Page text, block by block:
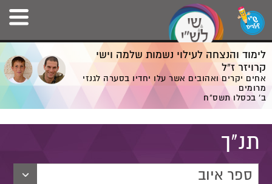
לימוד והנצחה לעילוי נשמות שלמה וישי
קרויזר ז”ל
אחים יקרים ואהובים אשר עלו יחדיו בסערה לגנזי
מרומים
ב' בכסלו תשס”ח
תנ"ך
ספר איוב